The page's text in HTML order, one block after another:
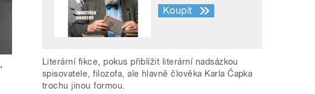
,
Koupit
Literární fikce, pokus přiblížit literární nadsázkou
spisovatele, filozofa, ale hlavně člověka Karla Čapka
trochu jinou formou.